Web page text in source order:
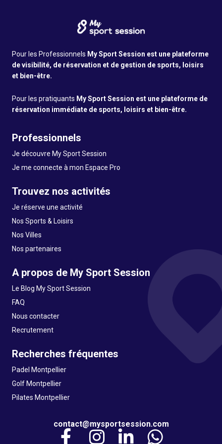
Pour les Professionnels My Sport Session est une plateforme
de visibilité, de réservation et de gestion de sports, loisirs
et bien-être.
Pour les pratiquants My Sport Session est une plateforme de
réservation immédiate de sports, loisirs et bien-être.
Professionnels
Je découvre My Sport Session
Je me connecte à mon Espace Pro
Trouvez nos activités
Je réserve une activité
Nos Sports & Loisirs
Nos Villes
Nos partenaires
A propos de My Sport Session
Le Blog My Sport Session
FAQ
Nous contacter
Recrutement
Recherches fréquentes
Padel Montpellier
Golf Montpellier
Pilates Montpellier
contact@mysportsession.com